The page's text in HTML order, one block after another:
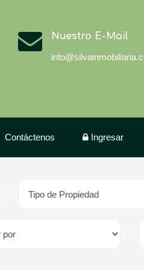
Nuestro E-Mail
Contáctenos Ingresar